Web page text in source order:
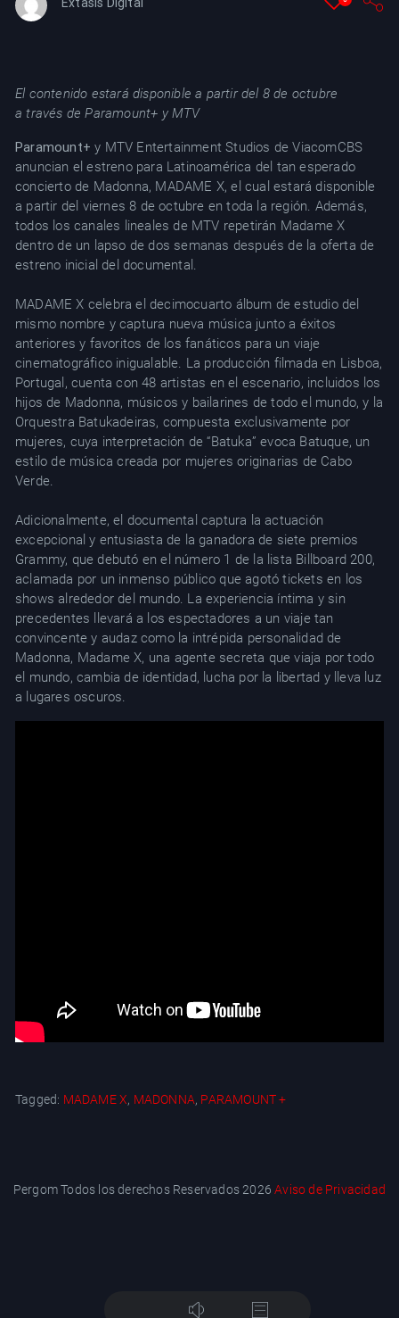
El contenido estará disponible a partir del 8 de octubre
a través de Paramount+ y MTV
Paramount+ y MTV Entertainment Studios de ViacomCBS
anuncian el estreno para Latinoamérica del tan esperado
concierto de Madonna, MADAME X, el cual estará disponible
a partir del viernes 8 de octubre en toda la región. Además,
todos los canales lineales de MTV repetirán Madame X
dentro de un lapso de dos semanas después de la oferta de
estreno inicial del documental.
MADAME X celebra el decimocuarto álbum de estudio del
mismo nombre y captura nueva música junto a éxitos
anteriores y favoritos de los fanáticos para un viaje
cinematográfico inigualable. La producción filmada en Lisboa,
Portugal, cuenta con 48 artistas en el escenario, incluidos los
hijos de Madonna, músicos y bailarines de todo el mundo, y la
Orquestra Batukadeiras, compuesta exclusivamente por
mujeres, cuya interpretación de “Batuka” evoca Batuque, un
estilo de música creada por mujeres originarias de Cabo
Verde.
Adicionalmente, el documental captura la actuación
excepcional y entusiasta de la ganadora de siete premios
Grammy, que debutó en el número 1 de la lista Billboard 200,
aclamada por un inmenso público que agotó tickets en los
shows alrededor del mundo. La experiencia íntima y sin
precedentes llevará a los espectadores a un viaje tan
convincente y audaz como la intrépida personalidad de
Madonna, Madame X, una agente secreta que viaja por todo
el mundo, cambia de identidad, lucha por la libertad y lleva luz
a lugares oscuros.
Tagged: MADAME X, MADONNA, PARAMOUNT +
Pergom Todos los derechos Reservados 2026Aviso de Privacidad